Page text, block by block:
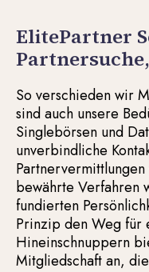
ElitePartner
So verschieden wir
sind auch unsere
Singlebörsen und
unverbindliche
bewährte Verfahren
fundierten
Prinzip den Weg für
Hineinschnuppern
Mitgliedschaft an,